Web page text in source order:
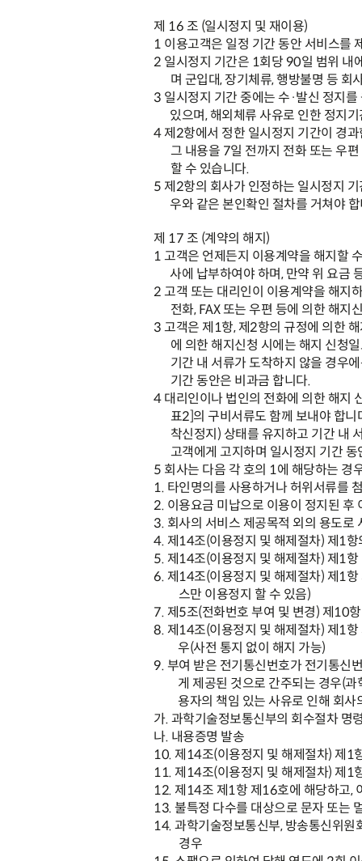
제 16조 (일시정지 및 재이용)
1 이용고객은 일정 기간 동안 서비스를
2 일시정지 기간은 1회당 90일 범위 내
며 군입대,장기체류,행방불명 등 회
3 일시정지 기간 중에는 수·발신 정지를
있으며,해외체류 사유로 인한 정지
4제 2항에서 정한 일시정지 기간이 경
그 내용을 7일 전까지 전화 또는 우
할 수 있습니다.
5제 2항의 회사가 인정하는 일시정지
우와 같은본인확인 절차를 거쳐야
제 17조 (계약의 해지 )
1고객은 언제든지 이용계약을 해지할
사에 납부하여야 하며,만약 위 요금
2고객 또는 대리인이 이용계약을 해지
전화, FAX또는 우편 등에 의한 해지
3고객은제 1항,제2항의 규정에 의한
에 의한 해지신청 시에는 해지 신청
기간 내 서류가 도착하지 않을 경우
기간 동안은 비과금 합니다.
4대리인이나 법인의 전화에 의한 해지
표2]의 구비서류도 함께 보내야 합니
착신정지 ) 상태를 유지하고 기간 내
고객에게 고지하며 일시정지 기간
5 회사는 다음 각 호의 1에 해당하는 경
1. 타인명의를 사용하거나 허위서류를
2. 이용요금 미납으로 이용이 정지된 후
3. 회사의 서비스 제공목적 외의 용도로
4.제 14조(이용정지 및 해제절차)제 1
5.제 14조(이용정지 및 해제절차)제 1항
6.제 14조(이용정지 및 해제절차)제 1항
스만 이용정지 할 수 있음)
7.제 5조(전화번호 부여 및 변경)제 10
8.제 14조(이용정지 및 해제절차)제 1항
우(사전 통지 없이 해지 가능)
9.부여 받은 전기통신번호가 전기통신
게 제공된 것으로 간주되는 경우(과
용자의 책임 있는 사유로 인해 회
가.과학기술정보통신부의 회수절차 명
나. 내용증명 발송
10.제 14조(이용정지 및 해제절차)제 1
11.제 14조(이용정지 및 해제절차)제 1
12.제 14조 제 1항 제 16호에 해당하고,
13.불특정 다수를 대상으로 문자 또는
14.과학기술정보통신부,방송통신위원
경우